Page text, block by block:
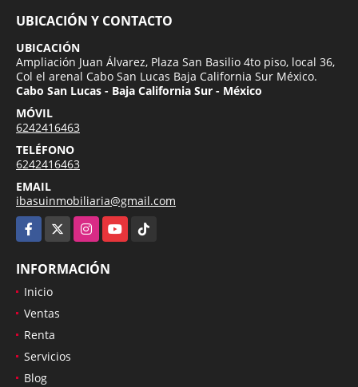
UBICACIÓN Y CONTACTO
UBICACIÓN
Ampliación Juan Álvarez, Plaza San Basilio 4to piso, local 36,
Col el arenal Cabo San Lucas Baja California Sur México.
Cabo San Lucas - Baja California Sur - México
MÓVIL
6242416463
TELÉFONO
6242416463
EMAIL
ibasuinmobiliaria@gmail.com
Facebook
InstagramYouTubeTikTok
INFORMACIÓN
Inicio
Ventas
Renta
Servicios
Blog